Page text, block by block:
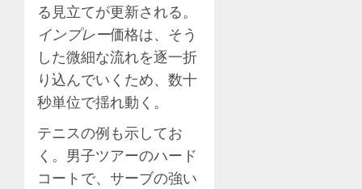
る見立てが更新される。
インプレー価格は、そう
した微細な流れを逐一折
り込んでいくため、数十
秒単位で揺れ動く。
テニスの例も示してお
く。男子ツアーのハード
コートで、サーブの強い